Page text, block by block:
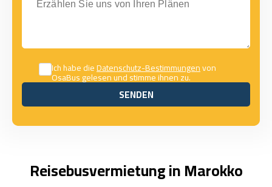
Ich habe dieDatenschutz-Bestimmungenvon
OsaBus gelesen und stimme ihnen zu.
SENDEN
SENDEN
Reisebusvermietung in Marokko